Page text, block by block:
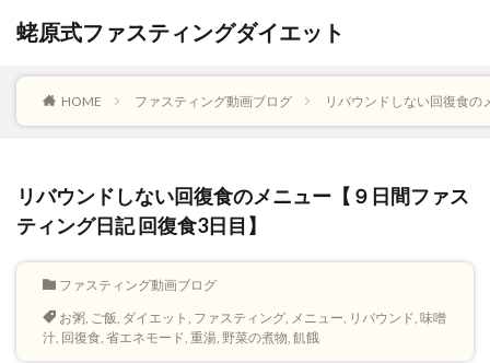
蛯原式ファスティングダイエット
HOME ファスティング動画ブログ リバウンドしない回復食
リバウンドしない回復食のメニュー【９日間ファス
ティング日記 回復食3日目】
ファスティング動画ブログ
お粥, ご飯, ダイエット , ファスティング, メニュー, リバウンド, 味噌
汁, 回復食, 省エネモード, 重湯, 野菜の煮物, 飢餓